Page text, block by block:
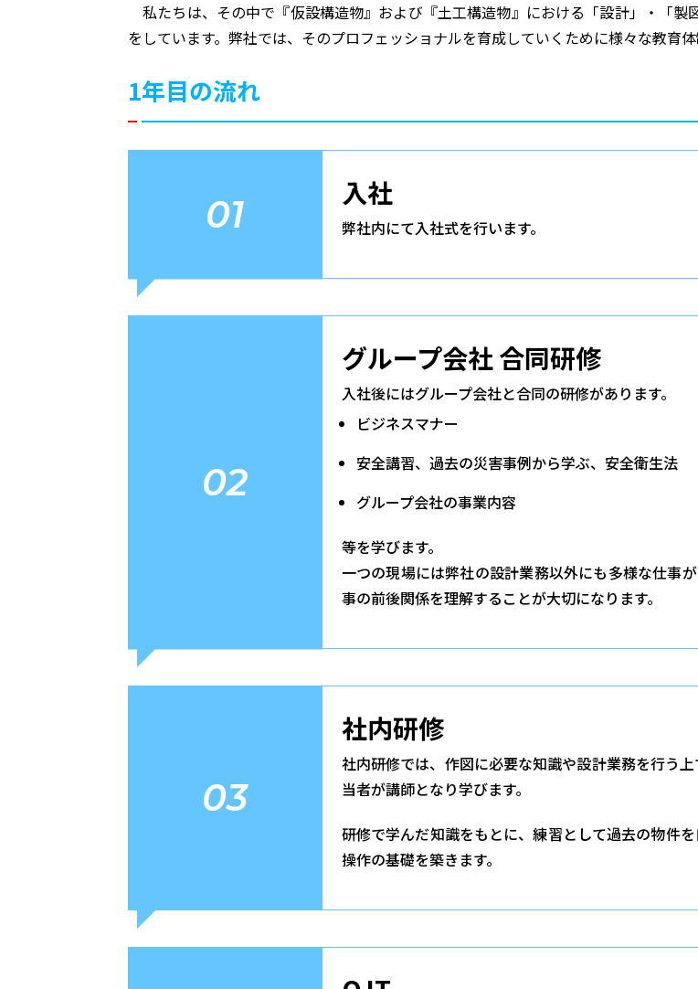
私たちは、その中で『仮設構造物』および『土工構造物』における「設計」・「
をしています。弊社では、そのプロフェッショナルを育成していくために様々な教育体
1年目の流れ
01 入社
弊社内にて入社式を行います。
02
グループ会社 合同研修
入社後にはグループ会社と合同の研修があります。
ビジネスマナー
安全講習、過去の災害事例から学ぶ、安全衛生法
グループ会社の事業内容
等を学びます。
一つの現場には弊社の設計業務以外にも多様な仕事
事の前後関係を理解することが大切になります。
03
社内研修
社内研修では、作図に必要な知識や設計業務を行う
当者が講師となり学びます。
研修で学んだ知識をもとに、練習として過去の物件
操作の基礎を築きます。